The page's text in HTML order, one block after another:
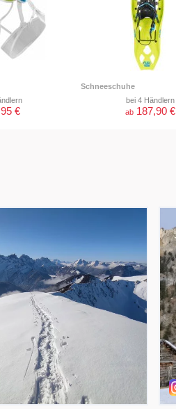
€
Schneeschuhe
bei 4 Händlern
ab 187,90 €